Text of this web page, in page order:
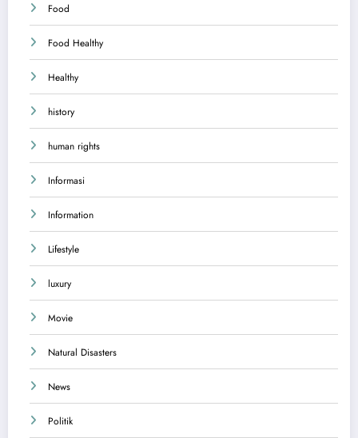
Food
Food Healthy
Healthy
history
human rights
Informasi
Information
Lifestyle
luxury
Movie
Natural Disasters
News
Politik